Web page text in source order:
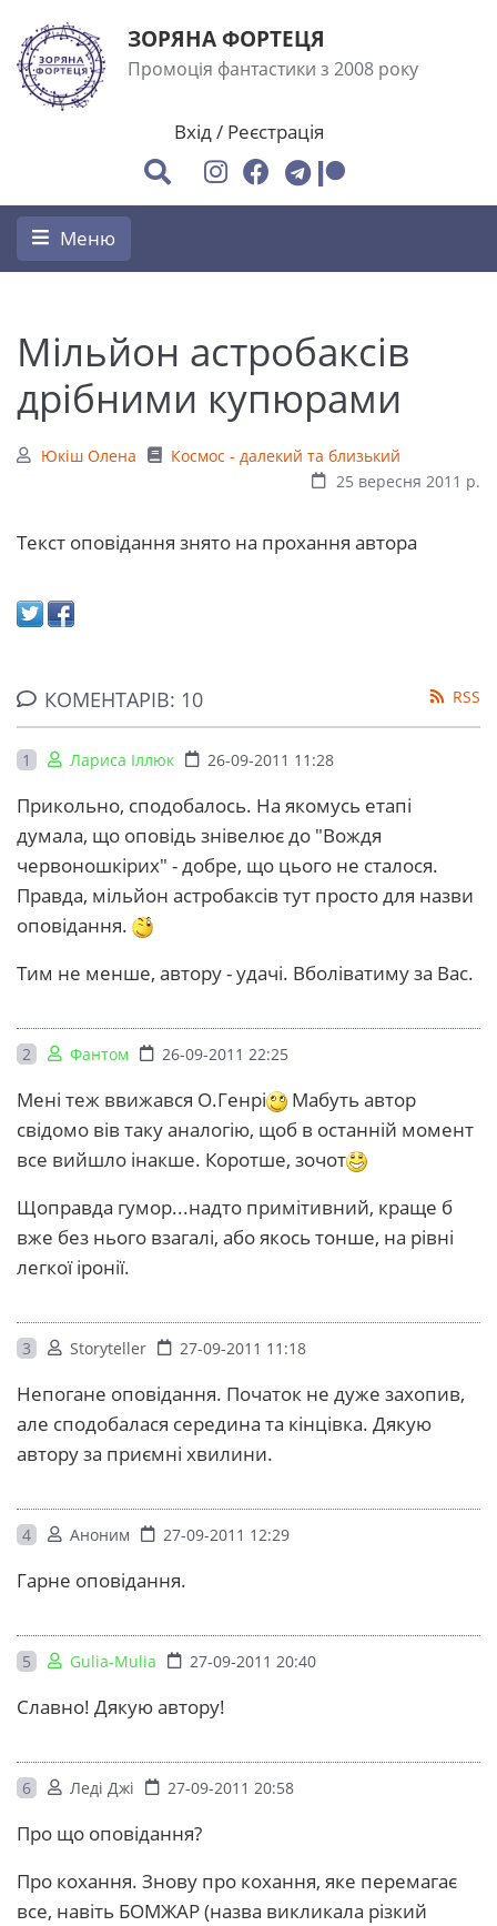
ЗОРЯНА ФОРТЕЦЯ
Промоція фантастики з 2008 року
Вхід/ Реєстрація
Меню
Мільйон астробаксів
дрібними купюрами
Юкіш Олена
Космос - далекий та близький
25 вересня 2011 р.
Текст оповідання знято на прохання автора
КОМЕНТАРІВ: 10 RSS
1 Лариса Іллюк 26-09-2011 11:28
Прикольно, сподобалось. На якомусь етапі
думала, що оповідь знівелює до "Вождя
червоношкірих" - добре, що цього не сталося.
Правда, мільйон астробаксів тут просто для назви
оповідання.
Тим не менше, автору - удачі. Вболіватиму за Вас.
2 Фантом 26-09-2011 22:25
Мені теж ввижався О.Генрі
Мабуть автор
свідомо вів таку аналогію, щоб в останній момент
все вийшло інакше. Коротше, зочот
Щоправда гумор...надто примітивний, краще б
вже без нього взагалі, або якось тонше, на рівні
легкої іронії.
3 Storyteller 27-09-2011 11:18
Непогане оповідання. Початок не дуже захопив,
але сподобалася середина та кінцівка. Дякую
автору за приємні хвилини.
4 Аноним 27-09-2011 12:29
Гарне оповідання.
5 Gulia-Mulia 27-09-2011 20:40
Славно! Дякую автору!
6 Леді Джі 27-09-2011 20:58
Про що оповідання?
Про кохання. Знову про кохання, яке перемагає
все, навіть БОМЖАР (назва викликала різкий